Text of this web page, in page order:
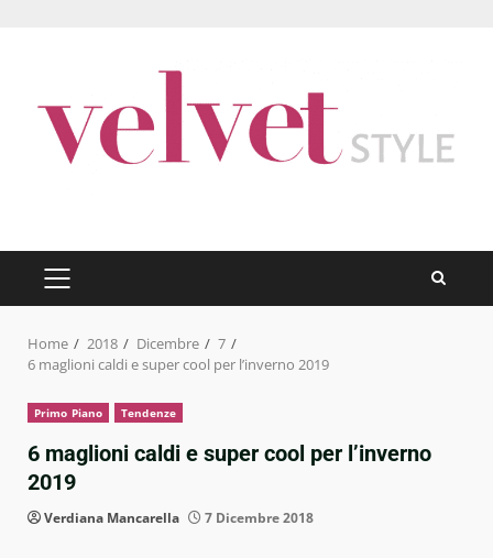
PRIMARY
MENU
Home 2018 Dicembre
7
6 maglioni caldi e super cool per l’inverno 2019
Primo Piano Tendenze
6 maglioni caldi e super cool per l’inverno
2019
Verdiana Mancarella 7 Dicembre 2018